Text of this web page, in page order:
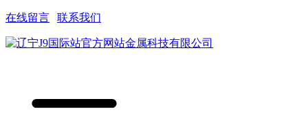
在线留言 联系我们